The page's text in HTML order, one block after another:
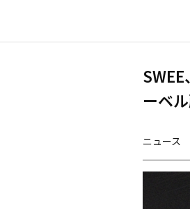
ーベ
ニュース